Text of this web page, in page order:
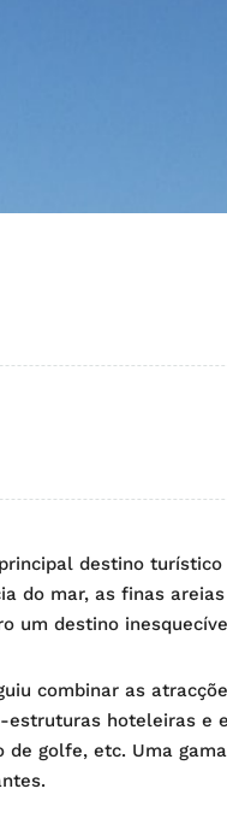
destino turístico
do mar, as finas
um destino
combinar as
hoteleiras e
golfe, etc. Uma